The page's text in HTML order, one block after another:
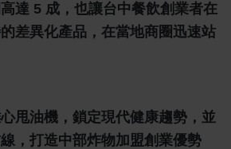
達 5 成，也讓台中餐飲創業者在
差異化產品，在當地商圈迅速站
甩油機，鎖定現代健康趨勢，並
，打造中部炸物加盟創業優勢